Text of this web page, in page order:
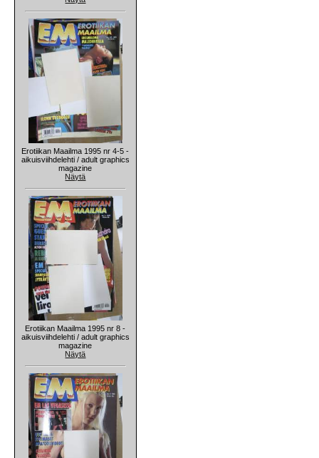
Erotiikan Maailma 1995 nr 4-5 -
aikuisviihdelehti / adult graphics
magazine
Näytä
Erotiikan Maailma 1995 nr 8 -
aikuisviihdelehti / adult graphics
magazine
Näytä